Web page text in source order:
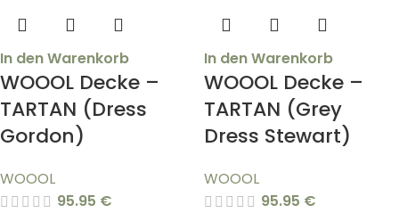
In den Warenkorb
WOOOL Decke –
TARTAN (Dress
Gordon)
WOOOL
95.95 €
In den Warenkorb
WOOOL Decke –
TARTAN (Grey
Dress Stewart)
WOOOL
95.95 €